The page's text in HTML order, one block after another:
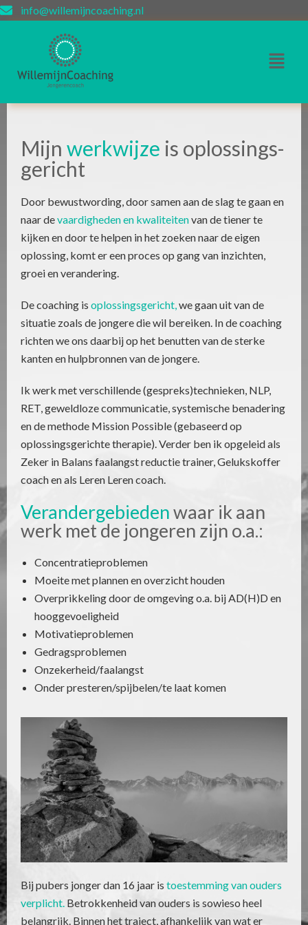
info@willemijncoaching.nl
Mijn werkwijze is oplossings­
gericht
Door bewustwording, door samen aan de slag te gaan en
naar devaardigheden en kwaliteitenvan de tiener te
kijken en door te helpen in het zoeken naar de eigen
oplossing, komt er een proces op gang van inzichten,
groei en verandering.
De coaching is oplossingsgericht,we gaan uit van de
situatie zoals de jongere die wil bereiken. In de coaching
richten we ons daarbij op het benutten van de sterke
kanten en hulpbronnen van de jongere.
Ik werk met verschillende (gespreks)technieken, NLP,
RET, geweldloze communicatie, systemische benadering
en de methode Mission Possible (gebaseerd op
oplossingsgerichte therapie). Verder ben ik opgeleid als
Zeker in Balans faalangst reductie trainer, Gelukskoffer
coach en als Leren Leren coach.
Verandergebiedenwaar ik aan
werk met de jongeren zijn o.a.:
Concentratieproblemen
Moeite met plannen en overzicht houden
Overprikkeling door de omgeving o.a. bij AD(H)D en
hooggevoeligheid
Motivatieproblemen
Gedragsproblemen
Onzekerheid/faalangst
Onder presteren/spijbelen/te laat komen
Bij pubers jonger dan 16 jaar is toestemming van ouders
verplicht. Betrokkenheid van ouders is sowieso heel
belangrijk. Binnen het traject, afhankelijk van wat er